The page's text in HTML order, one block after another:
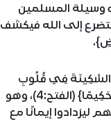
العجيب تجده وسيلة المسلمين
فيتضرع إلى الله فيكشف
السَّكِينَةَ فِي قُلُوبِ
الْمُؤْمِنِينَ لِيَزْدَادُوا إِيمَانًا مَعَ إِيمَانِهِمْ وَلِلَّهِ جُنُودُ السَّمَاوَاتِ وَالأَرْضِ وَكَانَ اللَّهُ عَلِيمًا حَكِيمًا} (الفتح:4)، وهو
ليزدادوا إيمانًا مع